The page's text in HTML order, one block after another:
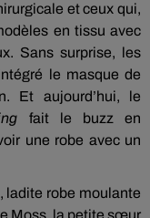
et ceux qui,
en tissu avec
Sans surprise, les
le masque de
Et aujourd’hui, le
fait le buzz en
une robe avec un
ladite robe moulante
Moss, la petite sœur